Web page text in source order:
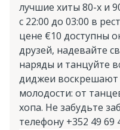
лучшие хиты 80-х и
с 22:00 до 03:00 в
цене €10 доступны
друзей, надевайте
наряды и танцуйте
диджеи
молодости: от
хопа. Не забудьте
телефону +352 49 69